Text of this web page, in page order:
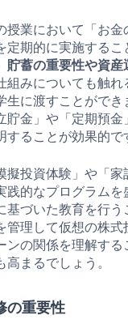
授業において「お金
定期的に実施するこ
貯蓄の重要性や資産
組みについても触
に渡すことができ
貯金」や「定期預金
することが効果的で
擬投資体験」や「家
践的なプログラムを
基づいた教育を行う
管理して仮想の株式
ンの関係を理解する
まるでしょう。
の重要性